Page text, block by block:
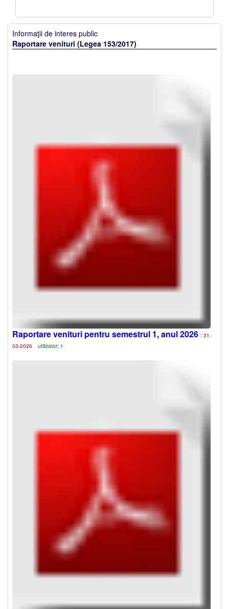
Informaţii de interes public
Raportare venituri (Legea 153/2017)
Raportare venituri pentru semestrul 1, anul 2026 : 31-
03-2026
utilizator: 1